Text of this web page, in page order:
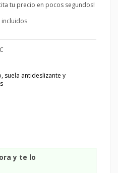
tu precio en pocos segundos!
incluidos
suela antideslizante y
y te lo